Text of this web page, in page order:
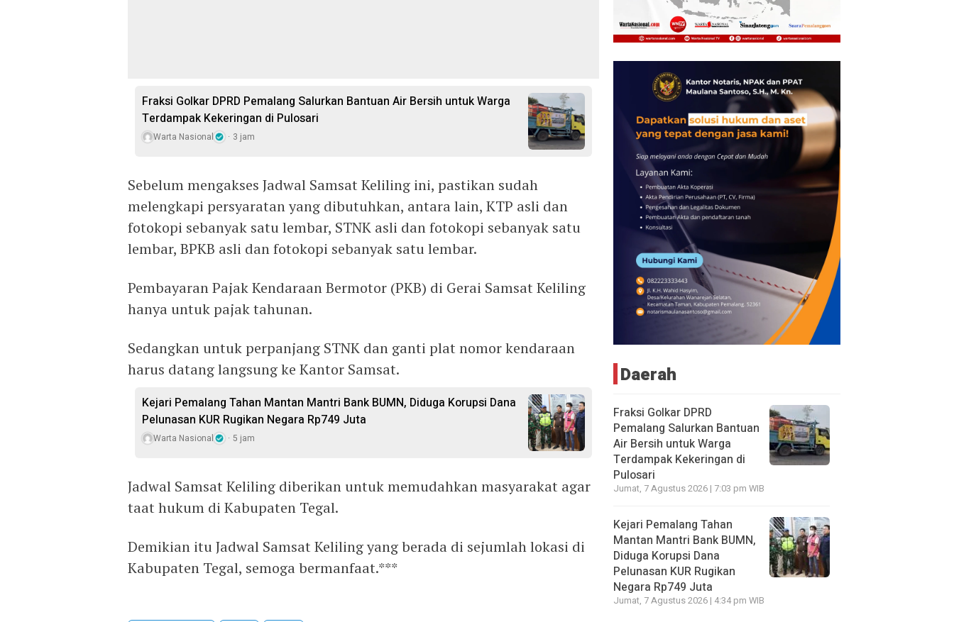
Fraksi Golkar DPRD Pemalang Salurkan Bantuan Air Bersih untuk Warga
Terdampak Kekeringan di Pulosari
Warta Nasional 3 jam
Sebelum mengakses Jadwal Samsat Keliling ini, pastikan sudah
melengkapi persyaratan yang dibutuhkan, antara lain, KTP asli dan
fotokopi sebanyak satu lembar, STNK asli dan fotokopi sebanyak satu
lembar, BPKB asli dan fotokopi sebanyak satu lembar.
Pembayaran Pajak Kendaraan Bermotor (PKB) di Gerai Samsat Keliling
hanya untuk pajak tahunan.
Sedangkan untuk perpanjang STNK dan ganti plat nomor kendaraan
harus datang langsung ke Kantor Samsat.
Kejari Pemalang Tahan Mantan Mantri Bank BUMN, Diduga Korupsi Dana
Pelunasan KUR Rugikan Negara Rp749 Juta
Warta Nasional 5 jam
Jadwal Samsat Keliling diberikan untuk memudahkan masyarakat agar
taat hukum di Kabupaten Tegal.
Demikian itu Jadwal Samsat Keliling yang berada di sejumlah lokasi di
Kabupaten Tegal, semoga bermanfaat.***
Daerah
Fraksi Golkar DPRD
Pemalang Salurkan Bantuan
Air Bersih untuk Warga
Terdampak Kekeringan di
Pulosari
Jumat, 7 Agustus 2026 | 7:03 pm WIB
Kejari Pemalang Tahan
Mantan Mantri Bank BUMN,
Diduga Korupsi Dana
Pelunasan KUR Rugikan
Negara Rp749 Juta
Jumat, 7 Agustus 2026 | 4:34 pm WIB